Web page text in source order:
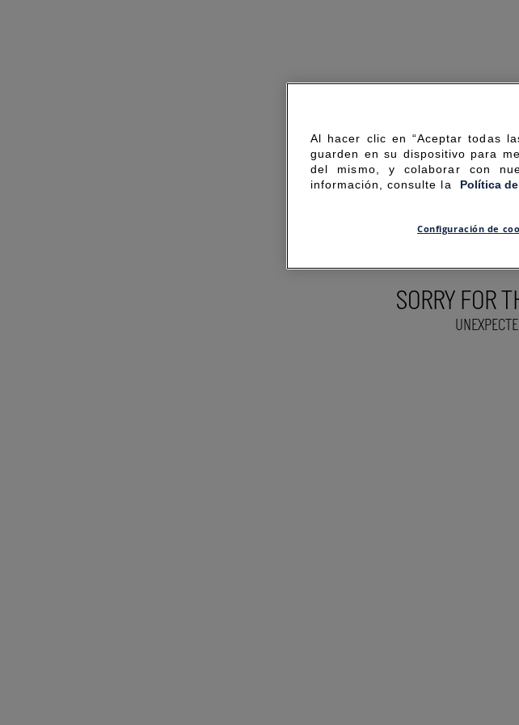
SORRY FOR
Al hacer clic en “Aceptar todas
guarden en su dispositivo para
del mismo, y colaborar con
información, consulte la
Política
Configuración de